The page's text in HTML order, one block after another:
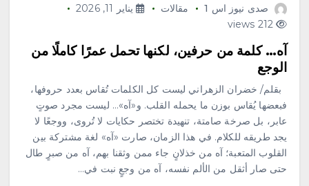
صدى نيوز اس 1 مقالات
يناير 11, 2026
212 views
آه… كلمة من حرفين، لكنها تحمل عمرًا كاملًا من
الوجع
بقلم/ خضران الزهراني ليست كل الكلمات تُقاس بعدد حروفها،
فبعضها يُقاس بوزن ما يحمله القلب. و«آه»… ليست مجرد صوتٍ
عابر، بل صرخة صامتة، تنهيدة تختصر حكايات لا تُروى، ووجعًا لا
يجد طريقه للكلام. في هذا الزمان، صارت «آه» لغة مشتركة بين
القلوب المتعبة؛ آه من خذلانٍ جاء ممن وثقنا بهم، آه من صبرٍ طال
حتى صار أثقل من الألم نفسه، آه من وجعٍ نبت في…